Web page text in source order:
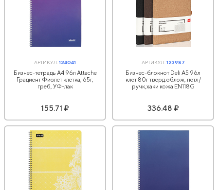
АРТИКУЛ:124041
Бизнес-тетрадь А4 96л Attache
Градиент Фиолет клетка, 65г,
греб, УФ-лак
155.71 ₽
АРТИКУЛ:123987
Бизнес-блокнот Deli А5 96л
клет 80г тверд.облож, петл/
ручк,хаки кожа EN118G
336.48 ₽